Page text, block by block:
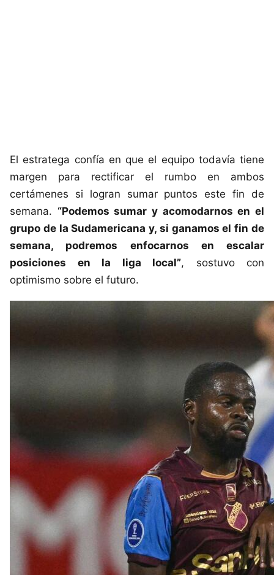
El estratega confía en que el equipo todavía tiene
margen para rectificar el rumbo en ambos
certámenes si logran sumar puntos este fin de
semana. “Podemos sumar y acomodarnos en el
grupo de la Sudamericana y, si ganamos el fin de
semana, podremos enfocarnos en escalar
posiciones en la liga local”, sostuvo con
optimismo sobre el futuro.